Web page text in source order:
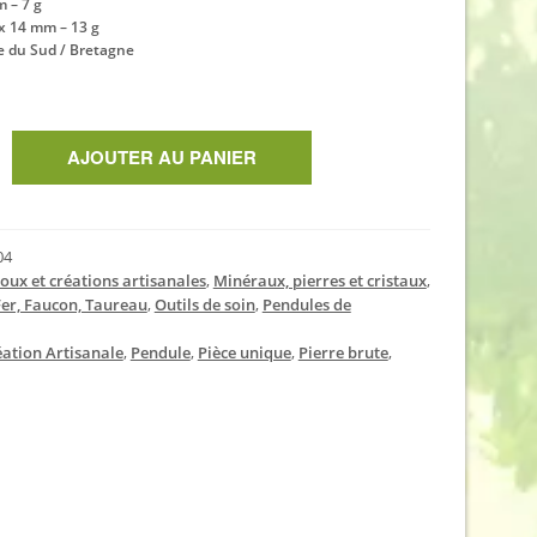
– 7 g
14 mm – 13 g
du Sud / Bretagne
AJOUTER AU PANIER
et créations artisanales, Minéraux, pierres et cristaux,
Faucon, Taureau,Outils de soin, Pendules de
Artisanale, Pendule, Pièce unique, Pierre brute,